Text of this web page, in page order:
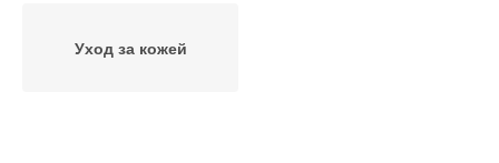
Уход за кожей